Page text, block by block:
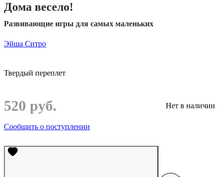
Дома весело!
Развивающие игры для самых маленьких
Эйша Ситро
Твердый переплет
520 руб. Нет в наличии
Сообщить о поступлении